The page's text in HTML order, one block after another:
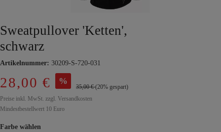
Sweatpullover 'Ketten',
schwarz
Artikelnummer: 30209-S-720-031
28,00 € %
35,00 €(20% gespart)
Preise inkl. MwSt. zzgl. Versandkosten
Mindestbestellwert 10 Euro
Farbe wählen